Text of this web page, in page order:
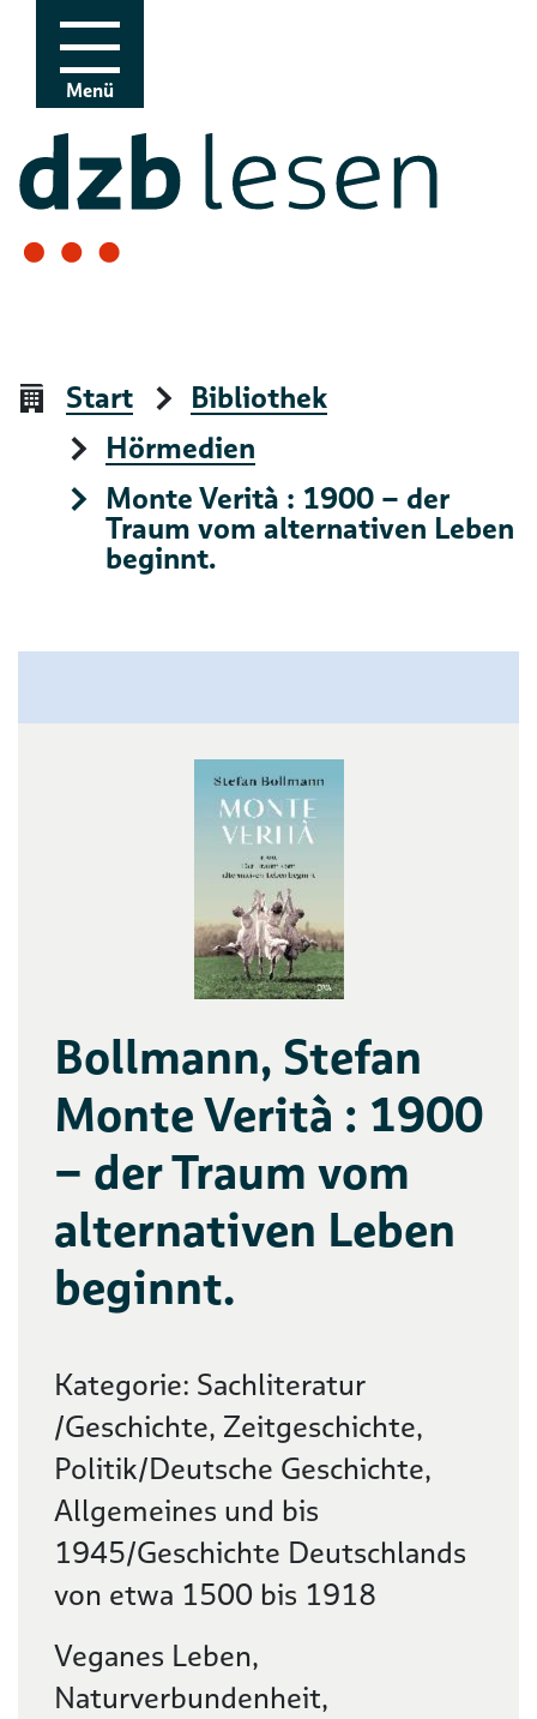
Zur Navigation
Zum Inhalt
Menü
Start
Bibliothek
Hörmedien
Monte Verità : 1900 – der
Traum vom alternativen Leben
beginnt.
Bollmann, Stefan
Monte Verità : 1900
– der Traum vom
alternativen Leben
beginnt.
Kategorie: Sachliteratur
/Geschichte, Zeitgeschichte,
Politik/Deutsche Geschichte,
Allgemeines und bis
1945/Geschichte Deutschlands
von etwa 1500 bis 1918
Veganes Leben,
Naturverbundenheit,